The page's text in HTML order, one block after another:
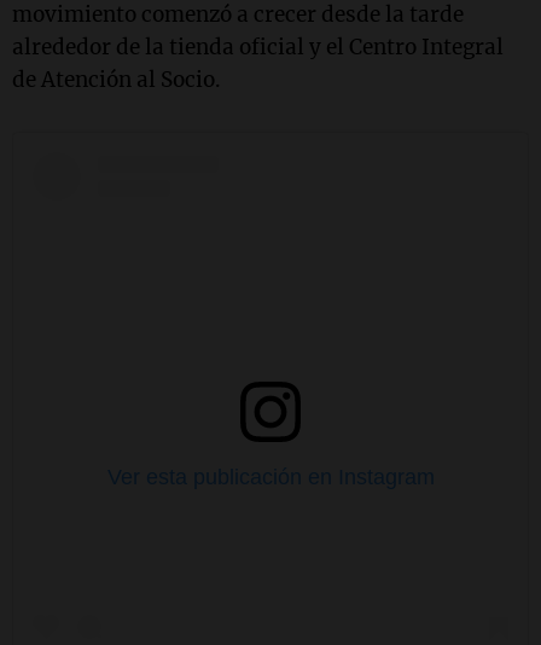
movimiento comenzó a crecer desde la tarde
alrededor de la tienda oficial y el Centro Integral
de Atención al Socio.
Ver esta publicación en Instagram